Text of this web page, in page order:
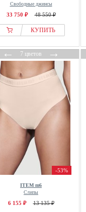
Свободные джинсы
33 750 ₽ 48 550 ₽
КУПИТЬ
←7 цветов→
-53%
ITEM m6
Слипы
6 155 ₽ 13 135 ₽